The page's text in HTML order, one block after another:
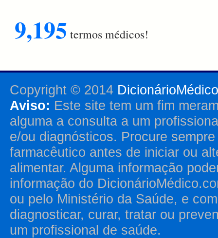
9,195 termos médicos!
Copyright © 2014
Aviso: Este site tem um fim
alguma a consulta a um
e/ou diagnósticos. Procure
farmacêutico antes de iniciar ou
alimentar. Alguma informação
informação do
ou pelo Ministério da Saúde, e
diagnosticar, curar, tratar ou
um profissional de saúde.